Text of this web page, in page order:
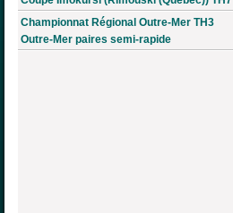
Championnat Régional Outre-Mer TH3
Outre-Mer paires semi-rapide